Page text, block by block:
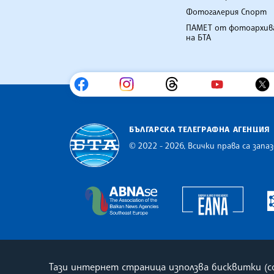
Фотогалерия Спорт
ПАМЕТ от
на БТА
БЪЛГАРСКА ТЕЛЕГРАФНА АГЕНЦИЯ
© 2022 - 2026, Всички права са
The Assocoation of the
Тази интернет страница използва бисквитки